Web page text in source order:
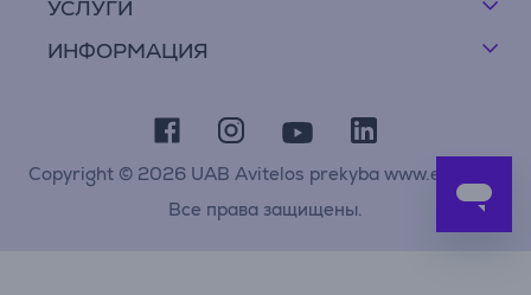
УСЛУГИ
ИНФОРМАЦИЯ
Copyright © 2026 UAB Avitelos prekyba www.elesen.lt
Все права защищены.